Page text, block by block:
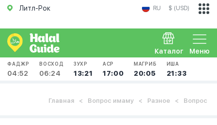
Литл-Рок RU $ (USD)
Меню
Каталог
ФАДЖР
04:52
ВОСХОД
06:24
ЗУХР
13:21
АСР
17:00
МАГРИБ
20:05
ИША
21:33
Главная Вопрос имаму Разное Вопрос